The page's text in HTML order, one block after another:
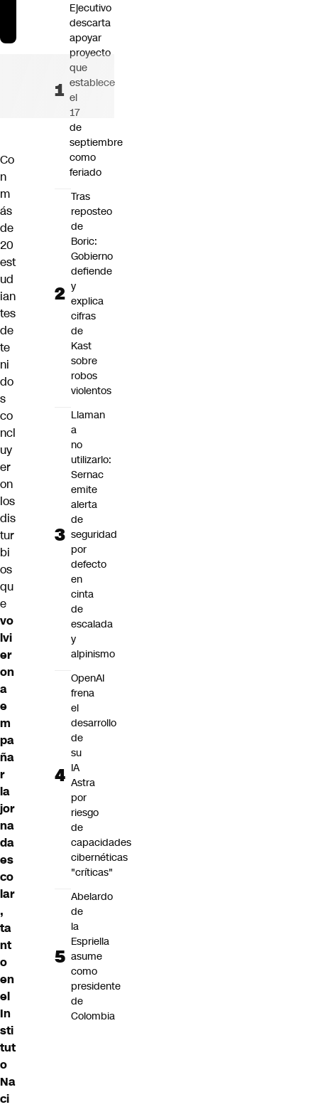
Co
n
m
ás
de
20
est
ud
ian
tes
de
te
ni
do
s
co
ncl
uy
er
on
los
dis
tur
bi
os
qu
e
vo
lvi
er
on
a
e
m
pa
ña
r
la
jor
na
da
es
co
lar
,
ta
nt
o
en
el
In
sti
tut
o
Na
ci
Ejecutivo
descarta
apoyar
proyecto
que
establece
el
17
de
septiembre
como
feriado
Tras
reposteo
de
Boric:
Gobierno
defiende
y
explica
cifras
de
Kast
sobre
robos
violentos
Llaman
a
no
utilizarlo:
Sernac
emite
alerta
de
seguridad
por
defecto
en
cinta
de
escalada
y
alpinismo
OpenAI
frena
el
desarrollo
de
su
IA
Astra
por
riesgo
de
capacidades
cibernéticas
"críticas"
Abelardo
de
la
Espriella
asume
como
presidente
de
Colombia